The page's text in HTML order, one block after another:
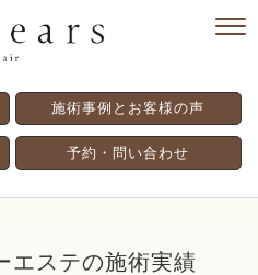
施術事例とお客様の声
予約・問い合わせ
エステの施術実績